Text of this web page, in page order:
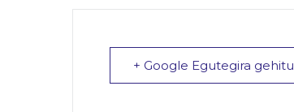
+ Google Egutegira gehitu